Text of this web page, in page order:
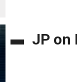
JP on